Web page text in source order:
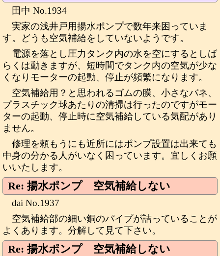
田中 No.1934
実家の浅井戸用揚水ポンプで数年来困っていま
す。どうも空気補給をしていないようです。
電源を落とし圧力タンク内の水を空にするとしば
らくは動きますが、短時間でタンク内の空気が少な
くなりモーターの起動、停止が頻繁になります。
空気補給用？と思われるゴムの膜、小さなバネ、
プラスチック球あたりの清掃は行ったのですがモー
ターの起動、停止時に空気補給している気配があり
ません。
修理を頼もうにも近所にはポンプ設置は出来ても
中身の分かる人がいなく困っています。宜しくお願
いいたします。
Re: 揚水ポンプ 空気補給しない
dai No.1937
空気補給部の細い銅のパイプが詰っていることが
よくあります。分解して見て下さい。
Re: 揚水ポンプ 空気補給しない